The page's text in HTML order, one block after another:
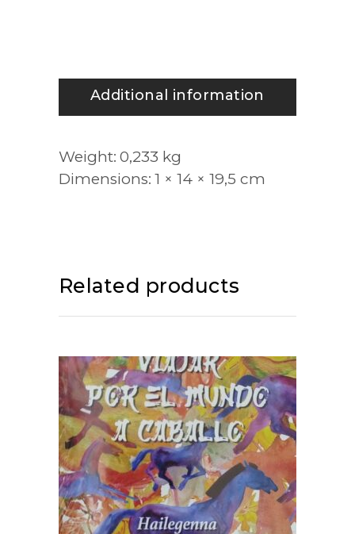
Additional information
Weight 0,233 kg
Dimensions 1 × 14 × 19,5 cm
Related products
ADD TO CART